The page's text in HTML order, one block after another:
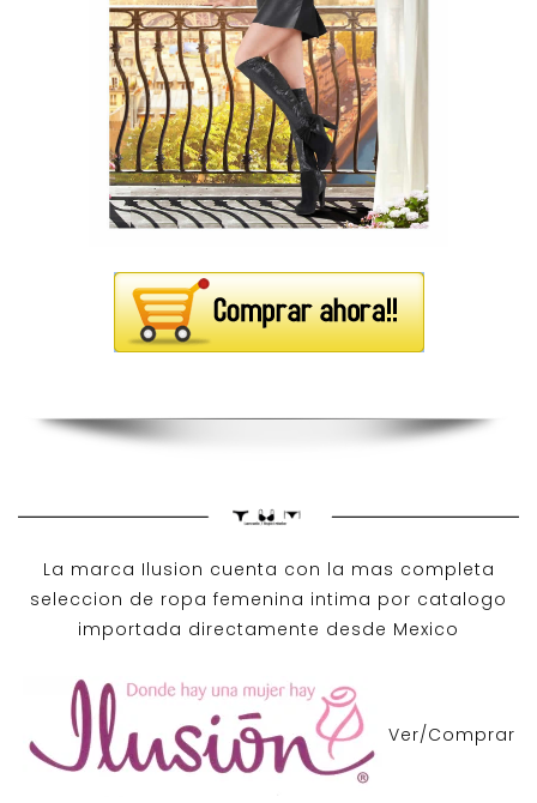
La marca Ilusion cuenta con la mas completa
seleccion de ropa femenina intima por catalogo
importada directamente desde Mexico
Ver/Comprar